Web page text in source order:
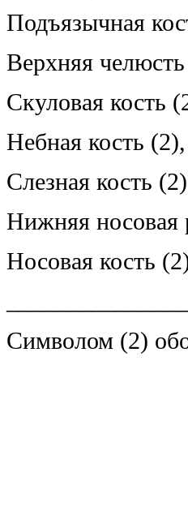
Подъязычная
Верхняя
Скуловая кость
Небная кость (2),
Слезная кость
Нижняя носовая
Носовая кость
Символом (2)